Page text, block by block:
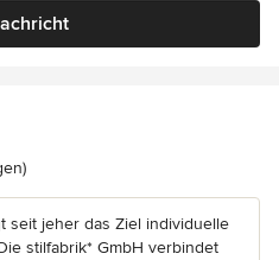
5 von 5 Sternen
seit jeher das Ziel individuelle
stilfabrik* GmbH verbindet